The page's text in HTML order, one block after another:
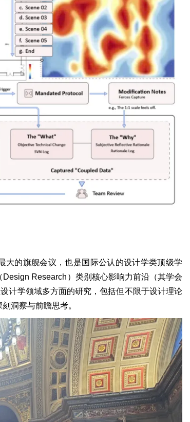
大的旗舰会议，也是国际公认的设计学类顶级学
Research）类别核心影响力前沿（其学会
计学领域多方面的研究，包括但不限于设计理论
洞察与前瞻思考。